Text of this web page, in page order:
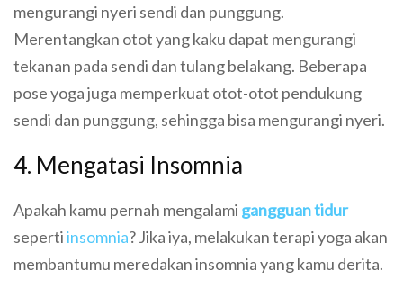
mengurangi nyeri sendi dan punggung.
Merentangkan otot yang kaku dapat mengurangi
tekanan pada sendi dan tulang belakang. Beberapa
pose yoga juga memperkuat otot-otot pendukung
sendi dan punggung, sehingga bisa mengurangi nyeri.
4. Mengatasi Insomnia
Apakah kamu pernah mengalami gangguan tidur
sepertiinsomnia? Jika iya, melakukan terapi yoga akan
membantumu meredakan insomnia yang kamu derita.